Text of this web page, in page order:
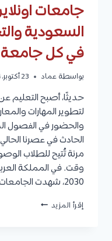
جامعات
السعودية
في كل جامعة
بواسطة عماد 23 أكتوبر، 2024
حديثًا، أصبح
لتطوير المهارات
والحضور في الفصول
الحادث في عصرنا
مرنة تُتيح للطلاب
وقت. في المملكة
2030، شهدت الجامعات اهتماماً متزايداً…
إقرأ المزيد جامعات